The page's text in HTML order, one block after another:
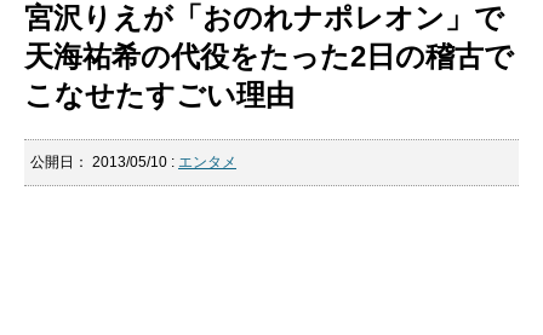
宮沢りえが「おのれナポレオン」で
天海祐希の代役をたった2日の稽古で
こなせたすごい理由
公開日： 2013/05/10 : エンタメ